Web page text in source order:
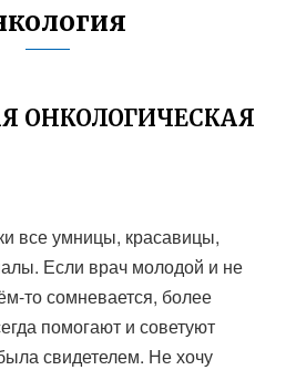
ОНКОЛОГИЧЕСКАЯ
все умницы, красавицы,
Если врач молодой и не
то сомневается, более
помогают и советуют
свидетелем. Не хочу